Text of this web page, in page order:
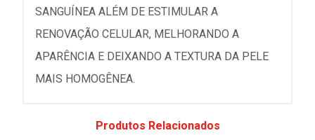
SANGUÍNEA ALÉM DE ESTIMULAR A
RENOVAÇÃO CELULAR, MELHORANDO A
APARÊNCIA E DEIXANDO A TEXTURA DA PELE
MAIS HOMOGÊNEA.
Produtos Relacionados